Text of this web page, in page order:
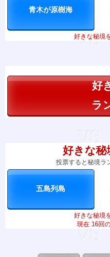
好きな秘境
好
ラ
好きな秘
投票すると秘境ラ
好きな秘境
現在 16回